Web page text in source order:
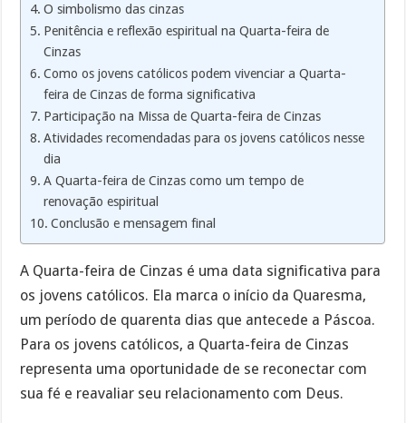
O simbolismo das cinzas
Penitência e reflexão espiritual na Quarta-feira de
Cinzas
Como os jovens católicos podem vivenciar a Quarta-
feira de Cinzas de forma significativa
Participação na Missa de Quarta-feira de Cinzas
Atividades recomendadas para os jovens católicos nesse
dia
A Quarta-feira de Cinzas como um tempo de
renovação espiritual
Conclusão e mensagem final
A Quarta-feira de Cinzas é uma data significativa para
os jovens católicos. Ela marca o início da Quaresma,
um período de quarenta dias que antecede a Páscoa.
Para os jovens católicos, a Quarta-feira de Cinzas
representa uma oportunidade de se reconectar com
sua fé e reavaliar seu relacionamento com Deus.